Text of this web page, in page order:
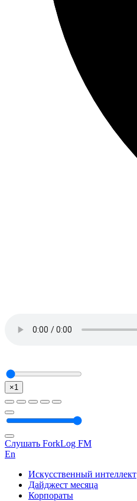
×1
Слушать ForkLog FM
En
Искусственный интеллект
Дайджест месяца
Корпораты